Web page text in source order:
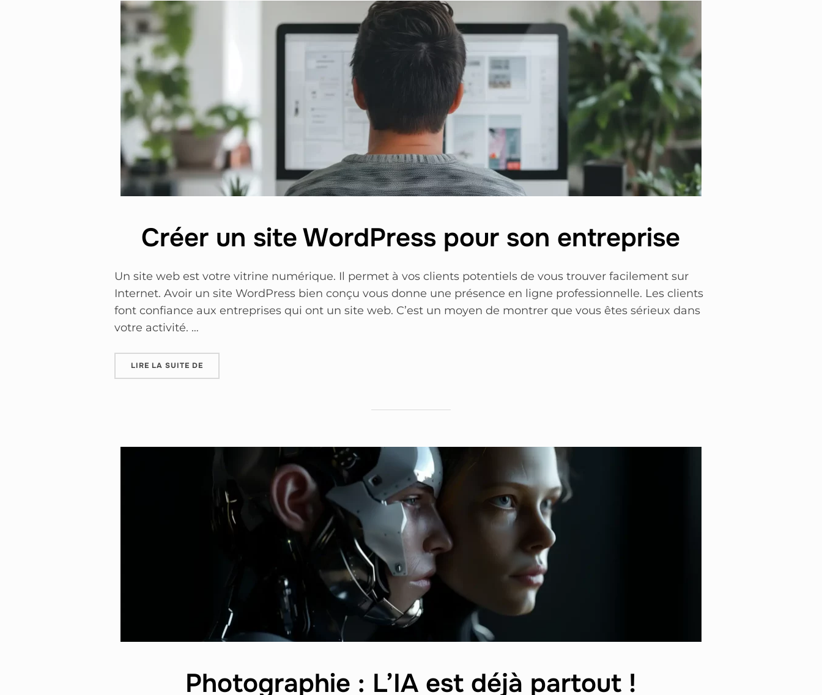
Créer un site WordPress pour son entreprise
Un site web est votre vitrine numérique. Il permet à vos clients potentiels de vous trouver facilement sur
Internet. Avoir un site WordPress bien conçu vous donne une présence en ligne professionnelle. Les clients
font confiance aux entreprises qui ont un site web. C’est un moyen de montrer que vous êtes sérieux dans
votre activité. …
LIRE LA SUITE DE
Photographie : L’IA est déjà partout !